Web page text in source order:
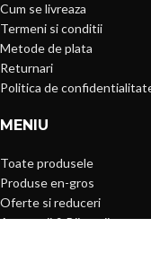
Cum se livreaza
Termeni si conditii
Metode de plata
Returnari
Politica de
MENIU
Toate produsele
Produse en-gros
Oferte si reduceri
Accesorii & Bijuterii